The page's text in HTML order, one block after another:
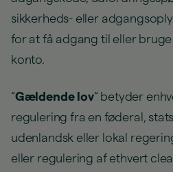
sikkerheds- eller
for at få adgang til eller
konto.
“Gældende lov“ betyder
regulering fra en føderal,
udenlandsk eller lokal
eller regulering af ethvert